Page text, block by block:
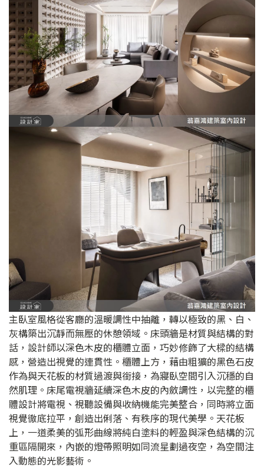
主臥室風格從客廳的溫暖調性中抽離，轉以極致的黑、白、
灰構築出沉靜而無壓的休憩領域。床頭牆是材質與結構的對
話，設計師以深色木皮的櫃體立面，巧妙修飾了大樑的結構
感，營造出視覺的連貫性。櫃體上方，藉由粗獷的黑色石皮
作為與天花板的材質過渡與銜接，為寢臥空間引入沉穩的自
然肌理。床尾電視牆延續深色木皮的內斂調性，以完整的櫃
體設計將電視、視聽設備與收納機能完美整合，同時將立面
視覺徹底拉平，創造出俐落、有秩序的現代美學。天花板
上，一道柔美的弧形曲線將純白塗料的輕盈與深色結構的沉
重區隔開來，內嵌的燈帶照明如同流星劃過夜空，為空間注
入動態的光影藝術。